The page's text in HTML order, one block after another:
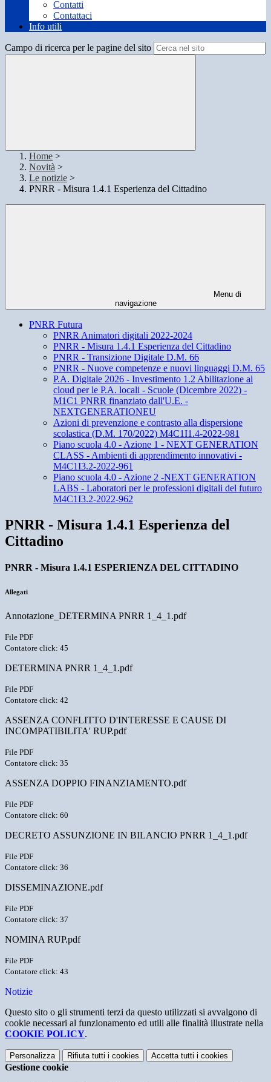
Contatti
Contattaci
Info utili
Campo di ricerca per le pagine del sito
Home >
Novità >
Le notizie >
PNRR - Misura 1.4.1 Esperienza del Cittadino
Menu di
navigazione
PNRR Futura
PNRR Animatori digitali 2022-2024
PNRR - Misura 1.4.1 Esperienza del Cittadino
PNRR - Transizione Digitale D.M. 66
PNRR - Nuove competenze e nuovi linguaggi D.M. 65
P.A. Digitale 2026 - Investimento 1.2 Abilitazione al
cloud per le P.A. locali - Scuole (Dicembre 2022) -
M1C1 PNRR finanziato dall'U.E. -
NEXTGENERATIONEU
Azioni di prevenzione e contrasto alla dispersione
scolastica (D.M. 170/2022) M4C1I1.4-2022-981
Piano scuola 4.0 - Azione 1 - NEXT GENERATION
CLASS - Ambienti di apprendimento innovativi -
M4C1I3.2-2022-961
Piano scuola 4.0 - Azione 2 -NEXT GENERATION
LABS - Laboratori per le professioni digitali del futuro
M4C1I3.2-2022-962
PNRR - Misura 1.4.1 Esperienza del
Cittadino
PNRR - Misura 1.4.1 ESPERIENZA DEL CITTADINO
Allegati
Annotazione_DETERMINA PNRR 1_4_1.pdf
File PDF
Contatore click: 45
DETERMINA PNRR 1_4_1.pdf
File PDF
Contatore click: 42
ASSENZA CONFLITTO D'INTERESSE E CAUSE DI
INCOMPATIBILITA' RUP.pdf
File PDF
Contatore click: 35
ASSENZA DOPPIO FINANZIAMENTO.pdf
File PDF
Contatore click: 60
DECRETO ASSUNZIONE IN BILANCIO PNRR 1_4_1.pdf
File PDF
Contatore click: 36
DISSEMINAZIONE.pdf
File PDF
Contatore click: 37
NOMINA RUP.pdf
File PDF
Contatore click: 43
Notizie
Questo sito o gli strumenti terzi da questo utilizzati si avvalgono di
cookie necessari al funzionamento ed utili alle finalità illustrate nella
COOKIE POLICY.
Personalizza Rifiuta tutti i cookies Accetta tutti i cookies
Gestione cookie